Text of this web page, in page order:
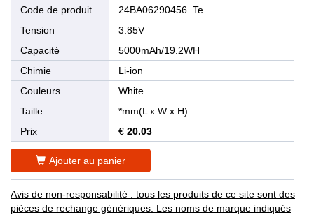
Code de produit
24BA06290456_Te
Tension
3.85V
Capacité
5000mAh/19.2WH
Chimie
Li-ion
Couleurs
White
Taille
*mm(L x W x H)
Prix
€ 20.03
Ajouter au panier
Avis de non-responsabilité : tous les produits de ce site sont des
pièces de rechange génériques. Les noms de marque indiqués